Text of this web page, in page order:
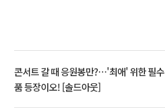
콘서트 갈 때 응원봉만?⋯'최애' 위한 필수
품 등장이오! [솔드아웃]